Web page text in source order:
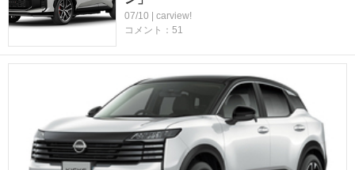
07/10 | carview!
コメント：51